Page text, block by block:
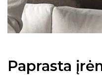
Paprasta